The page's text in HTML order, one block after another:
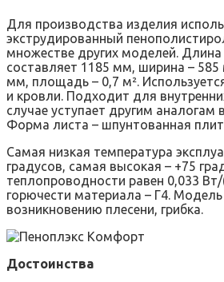
Для производства изделия
экструдированный
множестве других моделей.
составляет 1185 мм, ширина –
мм, площадь – 0,7 м².
и кровли. Подходит для
случае уступает другим аналогам
Форма листа – шпунтованная
Самая низкая температура
градусов, самая высокая – +75
теплопроводности равен 0,033
горючести материала – Г4. Модель
возникновению плесени, грибка.
Достоинства